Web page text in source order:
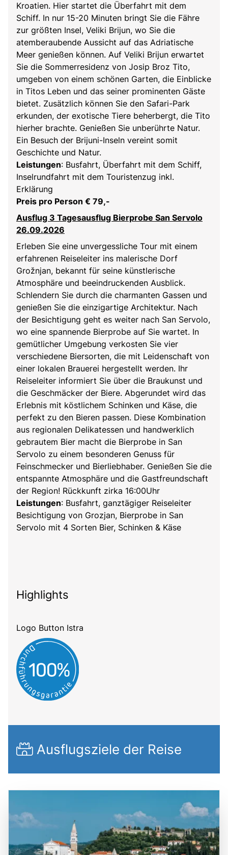
Kroatien. Hier startet die Überfahrt mit dem
Schiff. In nur 15-20 Minuten bringt Sie die Fähre
zur größten Insel, Veliki Brijun, wo Sie die
atemberaubende Aussicht auf das Adriatische
Meer genießen können. Auf Veliki Brijun erwartet
Sie die Sommerresidenz von Josip Broz Tito,
umgeben von einem schönen Garten, die Einblicke
in Titos Leben und das seiner prominenten Gäste
bietet. Zusätzlich können Sie den Safari-Park
erkunden, der exotische Tiere beherbergt, die Tito
hierher brachte. Genießen Sie unberührte Natur.
Ein Besuch der Brijuni-Inseln vereint somit
Geschichte und Natur.
Leistungen: Busfahrt, Überfahrt mit dem Schiff,
Inselrundfahrt mit dem Touristenzug inkl.
Erklärung
Preis pro Person € 79,-
Ausflug 3 Tagesausflug Bierprobe San Servolo
26.09.2026
Erleben Sie eine unvergessliche Tour mit einem
erfahrenen Reiseleiter ins malerische Dorf
Grožnjan, bekannt für seine künstlerische
Atmosphäre und beeindruckenden Ausblick.
Schlendern Sie durch die charmanten Gassen und
genießen Sie die einzigartige Architektur. Nach
der Besichtigung geht es weiter nach San Servolo,
wo eine spannende Bierprobe auf Sie wartet. In
gemütlicher Umgebung verkosten Sie vier
verschiedene Biersorten, die mit Leidenschaft von
einer lokalen Brauerei hergestellt werden. Ihr
Reiseleiter informiert Sie über die Braukunst und
die Geschmäcker der Biere. Abgerundet wird das
Erlebnis mit köstlichem Schinken und Käse, die
perfekt zu den Bieren passen. Diese Kombination
aus regionalen Delikatessen und handwerklich
gebrautem Bier macht die Bierprobe in San
Servolo zu einem besonderen Genuss für
Feinschmecker und Bierliebhaber. Genießen Sie die
entspannte Atmosphäre und die Gastfreundschaft
der Region! Rückkunft zirka 16:00Uhr
Leistungen: Busfahrt, ganztägiger Reiseleiter
Besichtigung von Grozjan, Bierprobe in San
Servolo mit 4 Sorten Bier, Schinken & Käse
Highlights
Logo Button Istra
Ausflugsziele der Reise